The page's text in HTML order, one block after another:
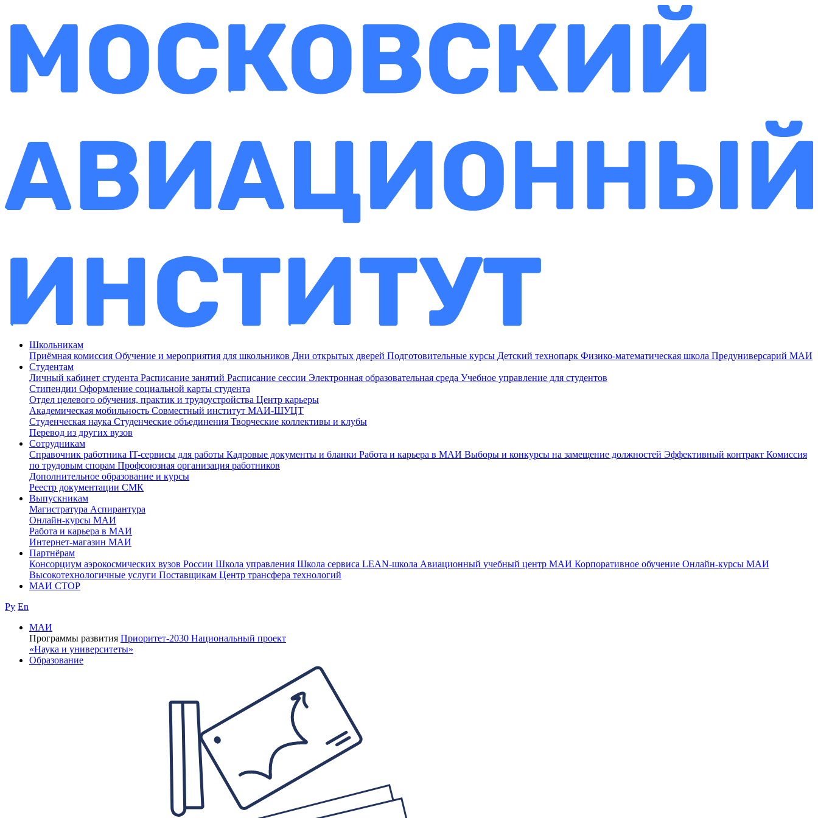
Школьникам
Приёмная комиссия Обучение и мероприятия для школьников Дни открытых дверей Подготовительные курсы Детский технопарк Физико-математическая школа Предуниверсарий МАИ
Студентам
Личный кабинет студента Расписание занятий Расписание сессии Электронная образовательная среда Учебное управление для студентов
Стипендии Оформление социальной карты студента
Отдел целевого обучения, практик и трудоустройства Центр карьеры
Академическая мобильность Совместный институт МАИ-ШУЦТ
Студенческая наука Студенческие объединения Творческие коллективы и клубы
Перевод из других вузов
Сотрудникам
Cправочник работника IT-сервисы для работы Кадровые документы и бланки Работа и карьера в МАИ Выборы и конкурсы на замещение должностей Эффективный контракт Комиссия
по трудовым спорам Профсоюзная организация работников
Дополнительное образование и курсы
Реестр документации СМК
Выпускникам
Магистратура Аспирантура
Онлайн-курсы МАИ
Работа и карьера в МАИ
Интернет-магазин МАИ
Партнёрам
Консорциум аэрокосмических вузов России Школа управления Школа сервиса LEAN-школа Авиационный учебный центр МАИ Корпоративное обучение Онлайн-курсы МАИ
Высокотехнологичные услуги Поставщикам Центр трансфера технологий
МАИ СТОР
Ру En
МАИ
Программы развития Приоритет-2030 Национальный проект
«Наука и университеты»
Образование